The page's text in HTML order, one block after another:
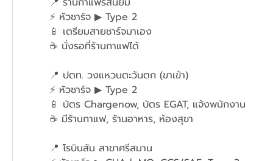
	⚡ หัวชาร์จ ▶ Type 2
	📱 เตรียมสายชาร์จมาเอง
	☕ นั่งรอที่ร้านกาแฟได้
	📍 ปตท. วงแหวนตะวันตก (ขาเข้า)
	⚡ หัวชาร์จ ▶ Type 2
	📱 บัตร Chargenow, บัตร EGAT, แจ้งพนักงาน
	☕ มีร้านกาแฟ, ร้านอาหาร, ห้องสุขา
	📍 โรบินสัน สาขาศรีสมาน